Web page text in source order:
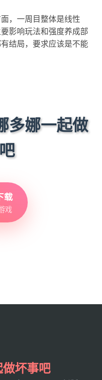
，一周目整体是线性
影响玩法和强度养成部
结局，要求应该是不能
多娜一起做
载
戏
坏事吧